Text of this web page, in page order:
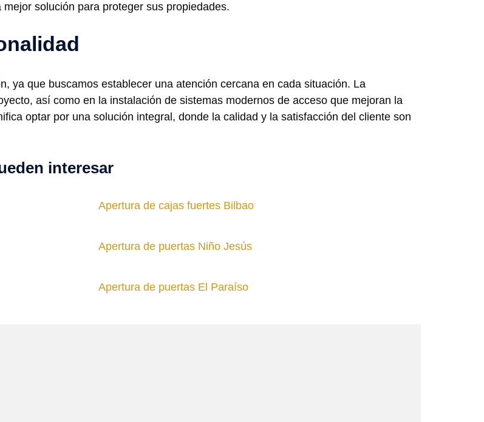
solución para proteger sus propiedades.
ya que buscamos establecer una atención cercana en cada situación. La
así como en la instalación de sistemas modernos de acceso que mejoran la
optar por una solución integral, donde la calidad y la satisfacción del cliente son
interesar
Apertura de cajas fuertes Bilbao
Apertura de puertas Niño Jesús
Apertura de puertas El Paraíso